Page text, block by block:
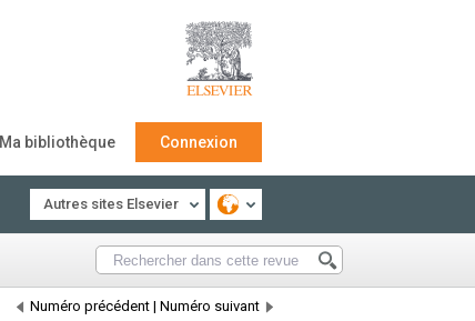
Ma bibliothèque Connexion
Autres sites Elsevier
Numéro précédent | Numéro suivant